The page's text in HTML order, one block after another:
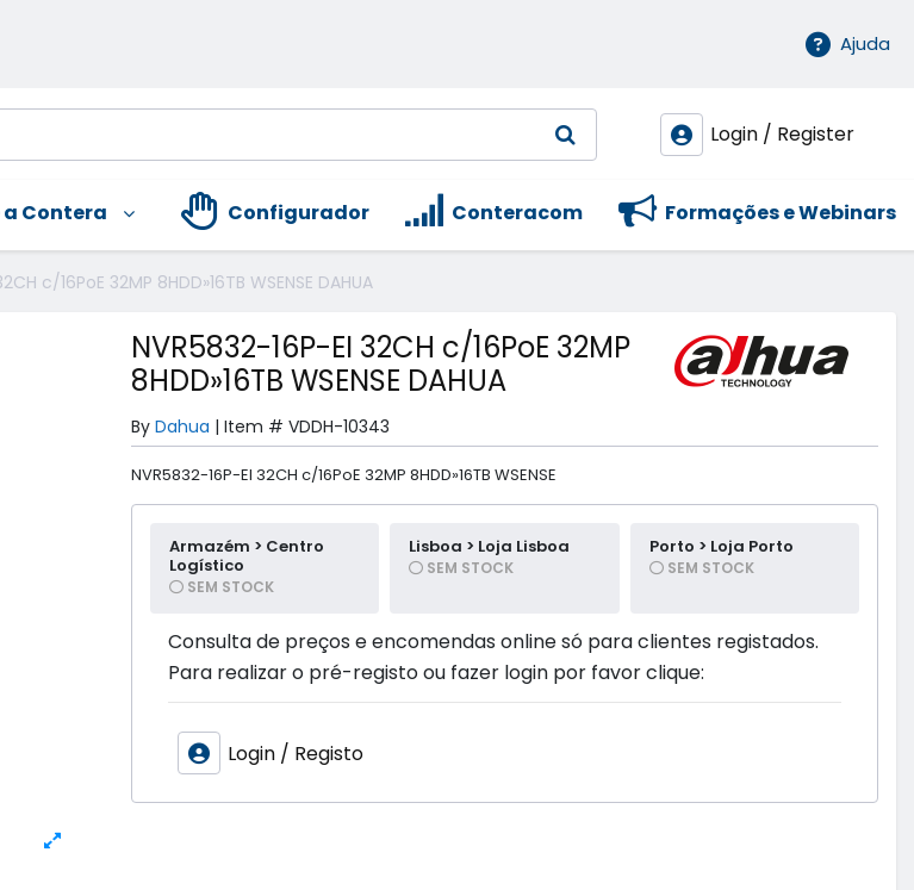
Ajuda
Login / Register
a Contera Formações e Webinars
Conteracom
Configurador
c/16PoE 32MP 8HDD»16TB WSENSE DAHUA
NVR5832-16P-EI 32CH c/16PoE 32MP
8HDD»16TB WSENSE DAHUA
By Dahua | Item # VDDH-10343
NVR5832-16P-EI 32CH c/16PoE 32MP 8HDD»16TB WSENSE
Armazém > Centro
Logístico
SEM STOCK
Lisboa > Loja Lisboa
SEM STOCK
Porto > Loja Porto
SEM STOCK
Consulta de preços e encomendas online só para clientes registados.
Para realizar o pré-registo ou fazer login por favor clique:
Login / Registo